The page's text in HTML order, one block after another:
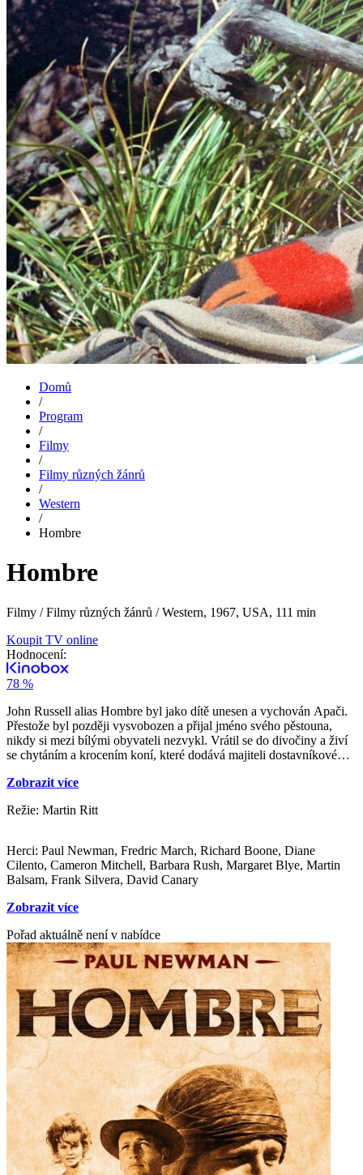
Domů
/
Program
/
Filmy
/
Filmy různých žánrů
/
Western
/
Hombre
Hombre
Filmy / Filmy různých žánrů / Western, 1967, USA, 111 min
Koupit TV online
Hodnocení:
78 %
John Russell alias Hombre byl jako dítě unesen a vychován Apači.
Přestože byl později vysvobozen a přijal jméno svého pěstouna,
nikdy si mezi bílými obyvateli nezvykl. Vrátil se do divočiny a živí
se chytáním a krocením koní, které dodává majiteli dostavníkové
Sweetmary, ale majetek prodá a chce si koupit stádo koní…
Zobrazit více
Režie: Martin Ritt
Herci: Paul Newman, Fredric March, Richard Boone, Diane
Cilento, Cameron Mitchell, Barbara Rush, Margaret Blye, Martin
Balsam, Frank Silvera, David Canary
Zobrazit více
Pořad aktuálně není v nabídce